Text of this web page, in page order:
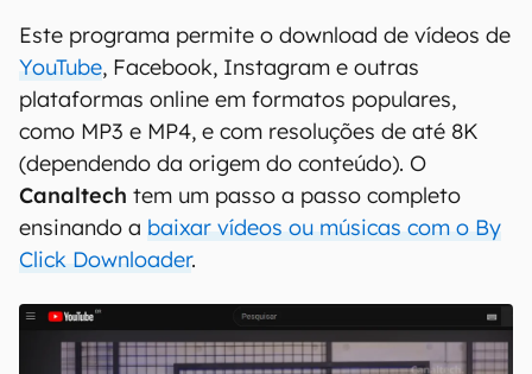
Este programa permite o download de vídeos de
YouTube, Facebook, Instagram e outras
plataformas online em formatos populares,
como MP3 e MP4, e com resoluções de até 8K
(dependendo da origem do conteúdo). O
Canaltech tem um passo a passo completo
ensinando a baixar vídeos ou músicas com o By
Click Downloader.